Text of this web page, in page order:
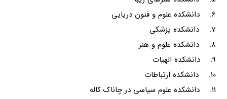
6. دانشکده علوم و فنون دریایی
7. دانشکده پزشکی
8. دانشکده علوم و هنر
9. دانشکده الهیات
10. دانشکده ارتباطات
11. دانشکده علوم سیاسی در چاناک کاله